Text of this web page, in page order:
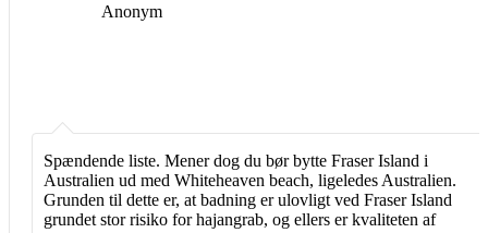
Anonym
Spændende liste. Mener dog du bør bytte Fraser Island i
Australien ud med Whiteheaven beach, ligeledes Australien.
Grunden til dette er, at badning er ulovligt ved Fraser Island
grundet stor risiko for hajangrab, og ellers er kvaliteten af